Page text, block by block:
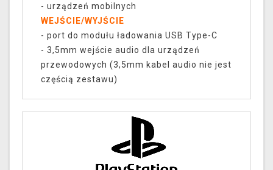
- urządzeń mobilnych
WEJŚCIE/WYJŚCIE
- port do modułu ładowania USB Type-C
- 3,5mm wejście audio dla urządzeń
przewodowych (3,5mm kabel audio nie jest
częścią zestawu)